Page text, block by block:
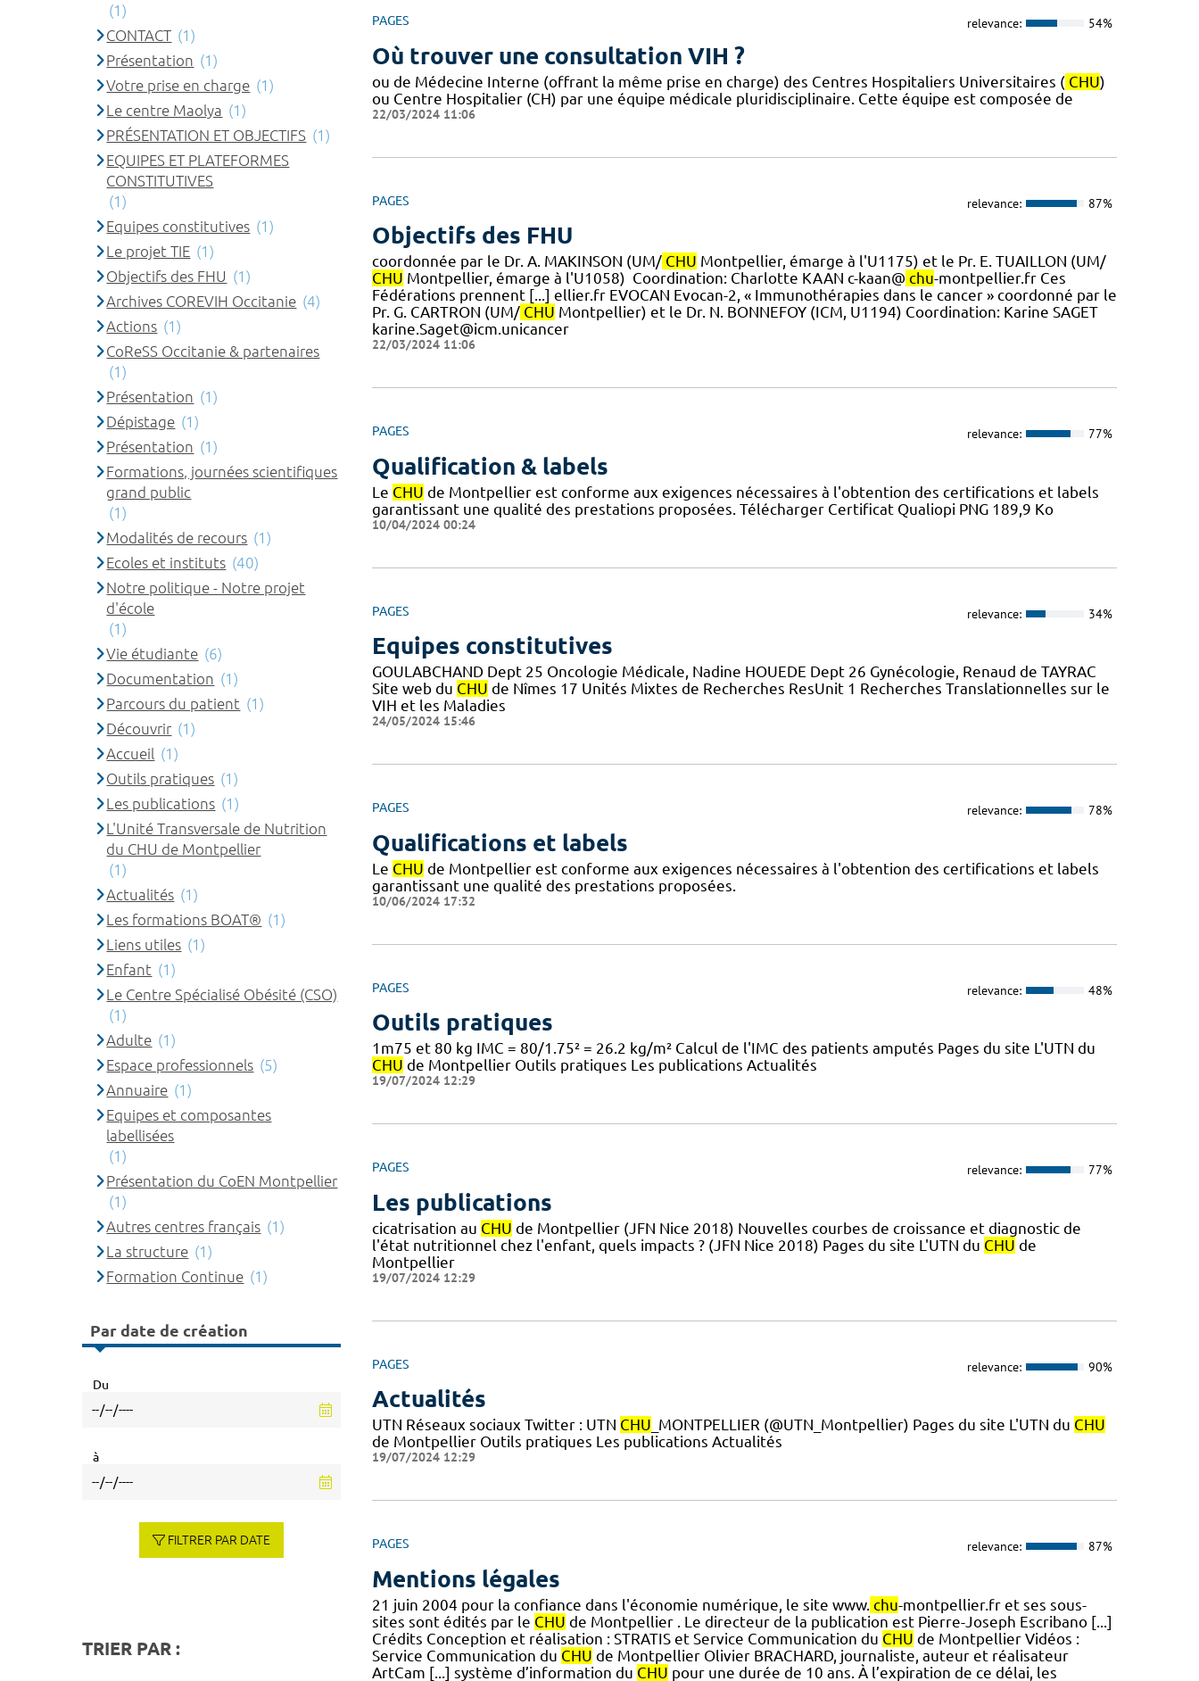
PAGES relevance: 54%
Où trouver une consultation VIH ?
ou de Médecine Interne (offrant la même prise en charge) des Centres Hospitaliers Universitaires ( CHU)
ou Centre Hospitalier (CH) par une équipe médicale pluridisciplinaire. Cette équipe est composée de
22/03/2024 11:06
PAGES relevance: 87%
Objectifs des FHU
coordonnée par le Dr. A. MAKINSON (UM/ CHU Montpellier, émarge à l'U1175) et le Pr. E. TUAILLON (UM/
CHU Montpellier, émarge à l'U1058) ​ Coordination: Charlotte KAAN c-kaan@ chu-montpellier.fr Ces
Fédérations prennent [...] ellier.fr EVOCAN Evocan-2, « Immunothérapies dans le cancer » coordonné par le
Pr. G. CARTRON (UM/ CHU Montpellier) et le Dr. N. BONNEFOY (ICM, U1194) Coordination: Karine SAGET
karine.Saget@icm.unicancer
22/03/2024 11:06
PAGES relevance: 77%
Qualification & labels
Le CHU de Montpellier est conforme aux exigences nécessaires à l'obtention des certifications et labels
garantissant une qualité des prestations proposées. Télécharger Certificat Qualiopi PNG 189,9 Ko
10/04/2024 00:24
PAGES relevance: 34%
Equipes constitutives
GOULABCHAND Dept 25 Oncologie Médicale, Nadine HOUEDE Dept 26 Gynécologie, Renaud de TAYRAC
Site web du CHU de Nîmes 17 Unités Mixtes de Recherches ResUnit 1 Recherches Translationnelles sur le
VIH et les Maladies
24/05/2024 15:46
PAGES relevance: 78%
Qualifications et labels
Le CHU de Montpellier est conforme aux exigences nécessaires à l'obtention des certifications et labels
garantissant une qualité des prestations proposées.
10/06/2024 17:32
PAGES relevance: 48%
Outils pratiques
1m75 et 80 kg IMC = 80/1.75² = 26.2 kg/m² Calcul de l'IMC des patients amputés Pages du site L'UTN du
CHU de Montpellier Outils pratiques Les publications Actualités
19/07/2024 12:29
PAGES relevance: 77%
Les publications
cicatrisation au CHU de Montpellier (JFN Nice 2018) Nouvelles courbes de croissance et diagnostic de
l'état nutritionnel chez l'enfant, quels impacts ? (JFN Nice 2018) Pages du site L'UTN du CHU de
Montpellier
19/07/2024 12:29
PAGES relevance: 90%
Actualités
UTN Réseaux sociaux Twitter : UTN CHU _MONTPELLIER (@UTN_Montpellier) Pages du site L'UTN du CHU
de Montpellier Outils pratiques Les publications Actualités
19/07/2024 12:29
PAGES relevance: 87%
Mentions légales
21 juin 2004 pour la confiance dans l'économie numérique, le site www. chu-montpellier.fr et ses sous-
sites sont édités par le CHU de Montpellier . Le directeur de la publication est Pierre-Joseph Escribano [...]
Crédits Conception et réalisation : STRATIS et Service Communication du CHU de Montpellier Vidéos :
Service Communication du CHU de Montpellier Olivier BRACHARD, journaliste, auteur et réalisateur
ArtCam [...] système d’information du CHU pour une durée de 10 ans. À l’expiration de ce délai, les
(1)
CONTACT (1)
Présentation (1)
Votre prise en charge (1)
Le centre Maolya (1)
PRÉSENTATION ET OBJECTIFS (1)
EQUIPES ET PLATEFORMES
CONSTITUTIVES
(1)
Equipes constitutives (1)
Le projet TIE (1)
Objectifs des FHU (1)
Archives COREVIH Occitanie (4)
Actions (1)
CoReSS Occitanie & partenaires
(1)
Présentation (1)
Dépistage (1)
Présentation (1)
Formations, journées scientifiques
grand public
(1)
Modalités de recours (1)
Ecoles et instituts (40)
Notre politique - Notre projet
d'école
(1)
Vie étudiante (6)
Documentation (1)
Parcours du patient (1)
Découvrir (1)
Accueil (1)
Outils pratiques (1)
Les publications (1)
L'Unité Transversale de Nutrition
du CHU de Montpellier
(1)
Actualités (1)
Les formations BOAT® (1)
Liens utiles (1)
Enfant (1)
Le Centre Spécialisé Obésité (CSO)
(1)
Adulte (1)
Espace professionnels (5)
Annuaire (1)
Equipes et composantes
labellisées
(1)
Présentation du CoEN Montpellier
(1)
Autres centres français (1)
La structure (1)
Formation Continue (1)
Par date de création
Du
à
FILTRER PAR DATE
TRIER PAR :